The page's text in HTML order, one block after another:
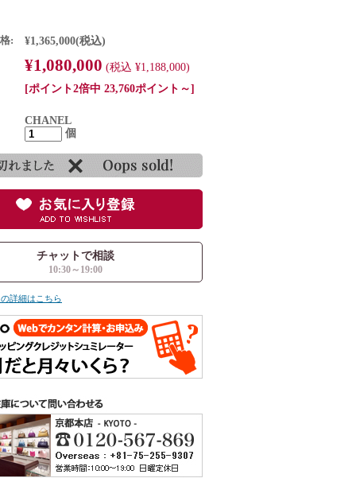
: ¥1,365,000(税込)
¥1,080,000 (税込 ¥1,188,000)
[ポイント2倍中 23,760ポイント～]
CHANEL
個
チャットで相談
10:30～19:00
詳細はこちら